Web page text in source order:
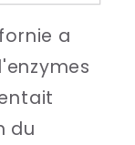
a
du